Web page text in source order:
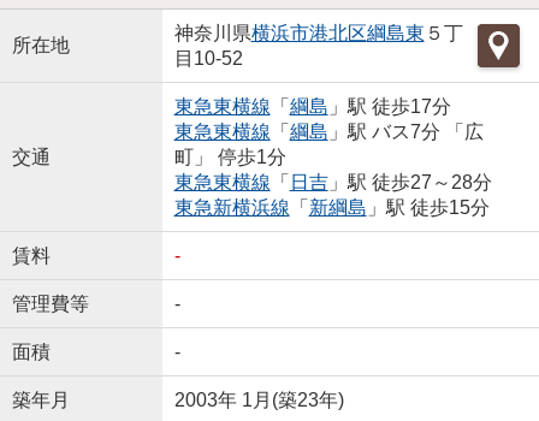
所在地
神奈川県横浜市港北区綱島東 ５丁
目10-52
交通
東急東横線 「 綱島 」駅 徒歩17分
東急東横線 「 綱島 」駅 バス7分 「広
町」 停歩1分
東急東横線 「 日吉」駅 徒歩27～28分
東急新横浜線 「 新綱島 」駅 徒歩15分
賃料 -
管理費等 -
面積 -
築年月 2003年 1月(築23年)